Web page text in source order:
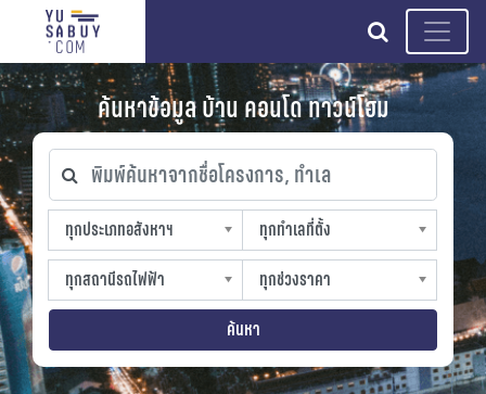
search
ค้นหาข้อมูล บ้าน คอนโด ทาวน์โฮม
พิมพ์ค้นหาจากชื่อโครงการ, ทำเล
ทุกประเภทอสังหาฯ
ทุกประเภทอสังหาฯ
sproperty
ทุกทำเลที่ตั้ง
ทุกทำเลที่ตั้ง
slocation
ทุกสถานีรถไฟฟ้า
ทุกสถานีรถไฟฟ้า
strain-station
ทุกช่วงราคา
ทุกช่วงราคา
sprice
ค้นหา